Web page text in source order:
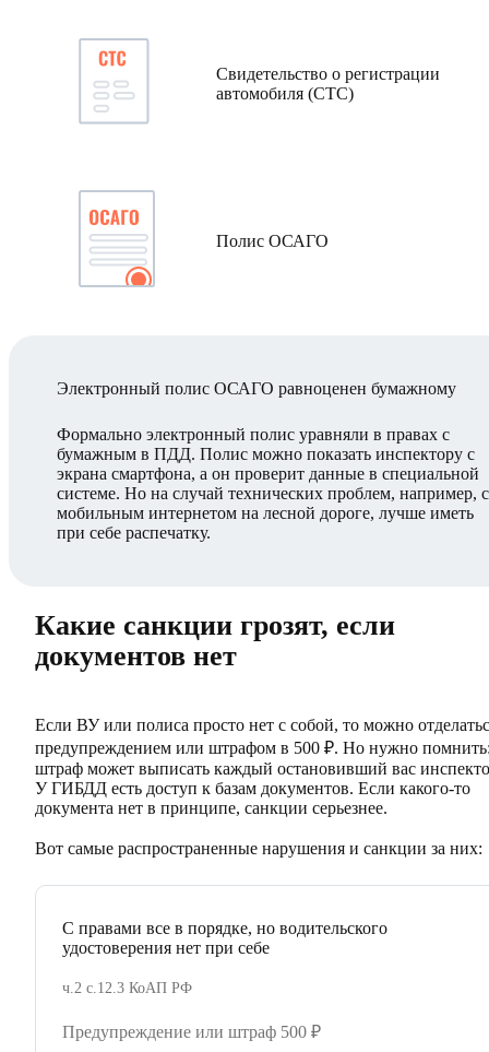
Свидетельство о регистрации
автомобиля (СТС)
Полис ОСАГО
Электронный полис ОСАГО равноценен бумажному
Формально электронный полис уравняли в правах с
бумажным в ПДД. Полис можно показать инспектору с
экрана смартфона, а он проверит данные в специальной
системе. Но на случай технических проблем, например, с
мобильным интернетом на лесной дороге, лучше иметь
при себе распечатку.
Какие санкции грозят, если
документов нет
Если ВУ или полиса просто нет с собой, то можно
предупреждением или штрафом в 500 ₽. Но нужно
штраф может выписать каждый остановивший вас
У ГИБДД есть доступ к базам документов. Если какого-то
документа нет в принципе, санкции серьезнее.
Вот самые распространенные нарушения и санкции за них:
С правами все в порядке, но водительского
удостоверения нет при себе
ч.2 с.12.3 КоАП РФ
Предупреждение или штраф 500 ₽